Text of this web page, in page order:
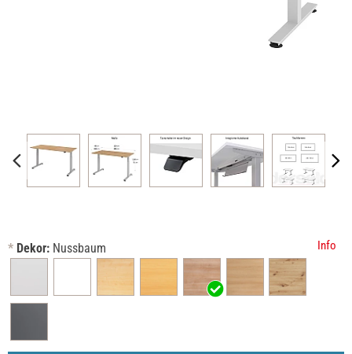
* Dekor: Nussbaum Info